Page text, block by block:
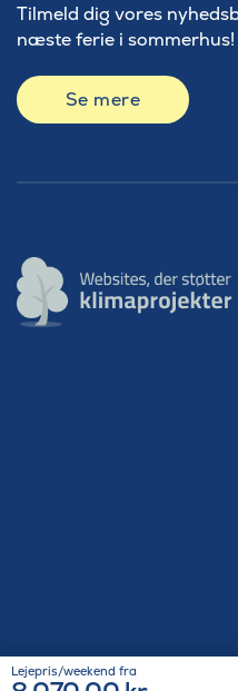
Tilmeld dig vores
næste ferie i sommerhus!
Se mere
Lejepris/weekend fra